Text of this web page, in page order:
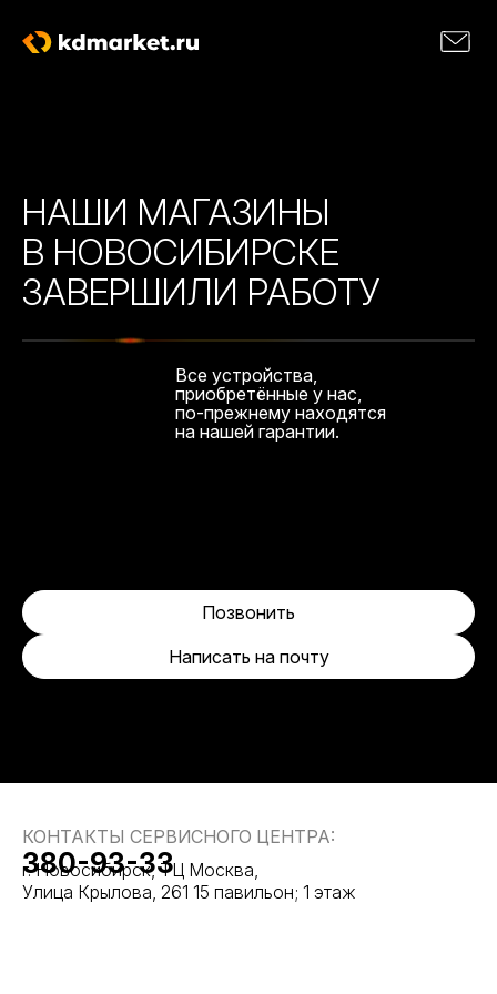
НАШИ МАГАЗИНЫ
В НОВОСИБИРСКЕ
ЗАВЕРШИЛИ РАБОТУ
Все устройства,
приобретённые у нас,
по-прежнему находятся
на нашей гарантии.
Написать на почту
Позвонить
КОНТАКТЫ СЕРВИСНОГО ЦЕНТРА:
г. Новосибирск, ТЦ Москва,
Улица Крылова, 261 15 павильон; 1 этаж
380-93-33